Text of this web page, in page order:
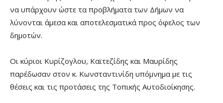
να υπάρχουν ώστε τα προβλήματα των Δήμων να
λύνονται άμεσα και αποτελεσματικά προς όφελος των
δημοτών.
Οι κύριοι Κυρίζογλου, Καϊτεζίδης και Μαυρίδης
παρέδωσαν στον κ. Κωνσταντινίδη υπόμνημα με τις
θέσεις και τις προτάσεις της Τοπικής Αυτοδιοίκησης.